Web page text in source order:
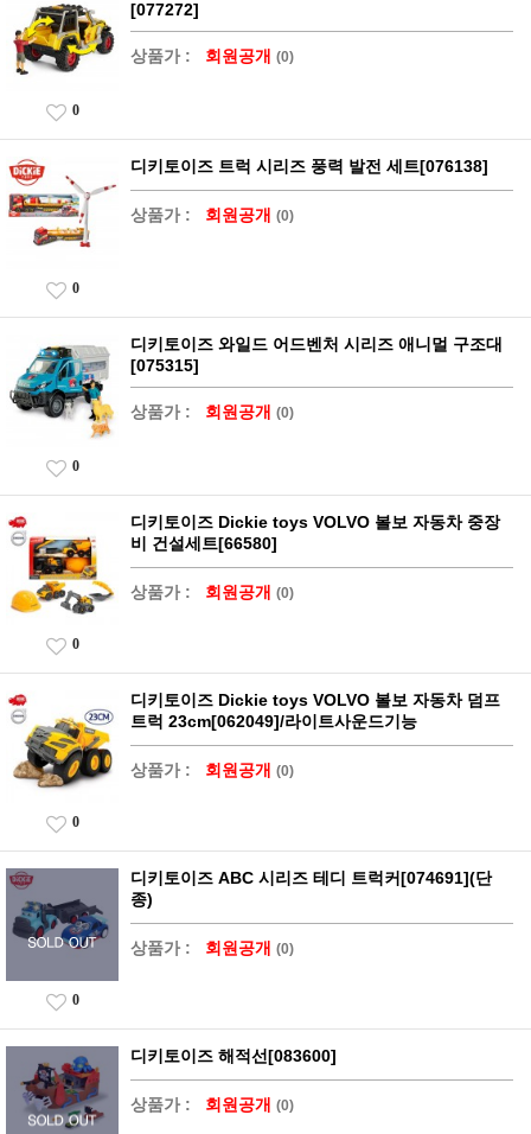
[077272]
상품가 : 회원공개 (0)
0
디키토이즈 트럭 시리즈 풍력 발전 세트[076138]
상품가 : 회원공개 (0)
0
디키토이즈 와일드 어드벤처 시리즈 애니멀 구조대
[075315]
상품가 : 회원공개 (0)
0
디키토이즈 Dickie toys VOLVO 볼보 자동차 중장
비 건설세트[66580]
상품가 : 회원공개 (0)
0
디키토이즈 Dickie toys VOLVO 볼보 자동차 덤프
트럭 23cm[062049]/라이트사운드기능
상품가 : 회원공개 (0)
0
디키토이즈 ABC 시리즈 테디 트럭커[074691](단
종)
상품가 : 회원공개 (0)
0
디키토이즈 해적선[083600]
상품가 : 회원공개 (0)